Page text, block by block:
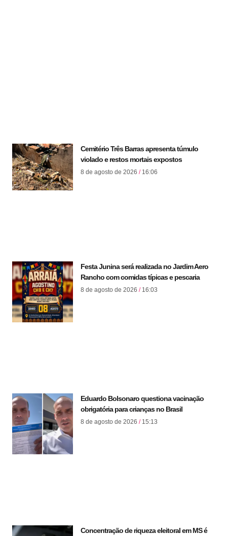
Cemitério Três Barras apresenta túmulo
violado e restos mortais expostos
8 de agosto de 2026 16:06
Festa Junina será realizada no Jardim Aero
Rancho com comidas típicas e pescaria
8 de agosto de 2026 16:03
Eduardo Bolsonaro questiona vacinação
obrigatória para crianças no Brasil
8 de agosto de 2026 15:13
Concentração de riqueza eleitoral em MS é